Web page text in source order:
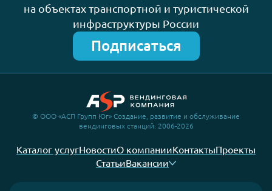
на объектах транспортной и туристической
инфраструктуры России
Подписаться
© ООО «АСП Групп Юг» Создание, развитие и обслуживание
вендинговых станций. 2006-2026
Каталог услугНовостиО компанииКонтактыПроекты
СтатьиВакансии